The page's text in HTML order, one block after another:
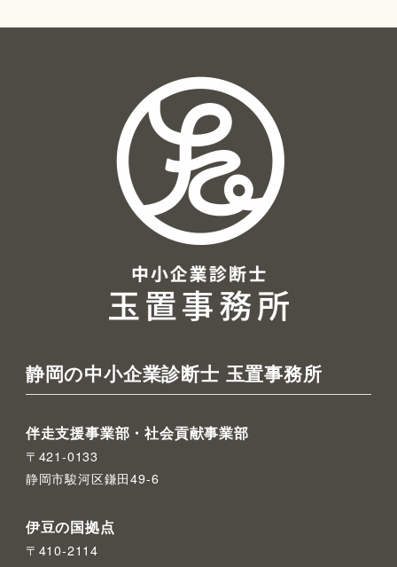
ブ
静岡の中小企業診断士 玉置事務所
伴走支援事業部・社会貢献事業部
〒421-0133
静岡市駿河区鎌田49-6
伊豆の国拠点
〒410-2114